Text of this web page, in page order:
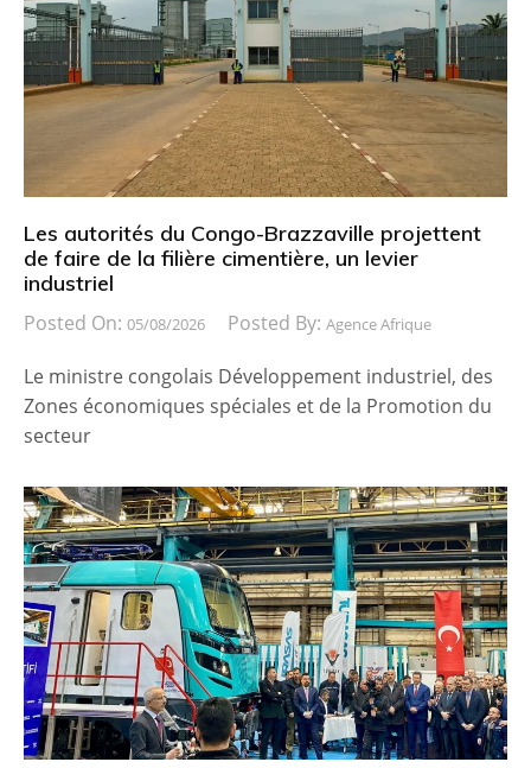
Les autorités du Congo-Brazzaville projettent
de faire de la filière cimentière, un levier
industriel
Posted On: 05/08/2026 Posted By: Agence Afrique
Le ministre congolais Développement industriel, des
Zones économiques spéciales et de la Promotion du
secteur